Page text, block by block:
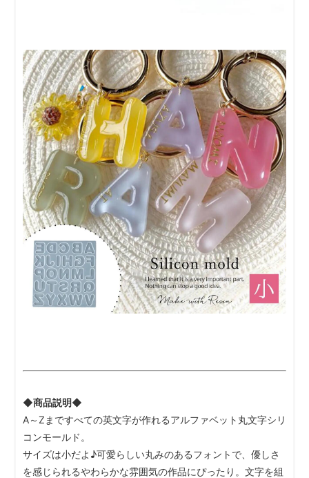
◆商品説明◆
A～Zまですべての英文字が作れるアルファベット丸文字シリ
コンモールド。
サイズは小だよ♪可愛らしい丸みのあるフォントで、優しさ
を感じられるやわらかな雰囲気の作品にぴったり。文字を組